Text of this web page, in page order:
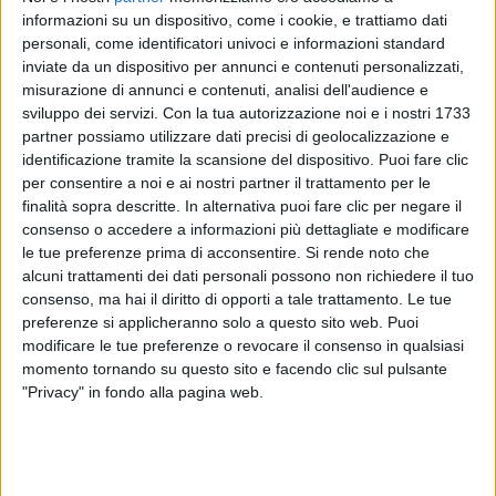
informazioni su un dispositivo, come i cookie, e trattiamo dati
personali, come identificatori univoci e informazioni standard
inviate da un dispositivo per annunci e contenuti personalizzati,
misurazione di annunci e contenuti, analisi dell'audience e
sviluppo dei servizi. Con la tua autorizzazione noi e i nostri 1733
partner possiamo utilizzare dati precisi di geolocalizzazione e
identificazione tramite la scansione del dispositivo. Puoi fare clic
per consentire a noi e ai nostri partner il trattamento per le
finalità sopra descritte. In alternativa puoi fare clic per negare il
consenso o accedere a informazioni più dettagliate e modificare
le tue preferenze prima di acconsentire. Si rende noto che
alcuni trattamenti dei dati personali possono non richiedere il tuo
consenso, ma hai il diritto di opporti a tale trattamento. Le tue
preferenze si applicheranno solo a questo sito web. Puoi
modificare le tue preferenze o revocare il consenso in qualsiasi
momento tornando su questo sito e facendo clic sul pulsante
"Privacy" in fondo alla pagina web.
Milanosabato 20 aprile, nel giorno del suo 38esimo
compleanno: il live è stato una splendida festa-
spettacolo.
Invece suTwitteril cantautore ha rassicurato i fan
della Spagna, definiti “lupi” proprio come quelli
italiani, che chiedono suoiconcertiin terra iberica:
“Non ho mai dimenticato i lupi. Inoltre, adoro la
Spagna! Spero di essere pronto il prima possibile per
fare un concerto per i lupi. Penso che non sarà
possibile nel 2019, ma questo significa che nel 2020
sarà un concerto più grande! Vi amo!”, spiegaErmal
in spagnolo.